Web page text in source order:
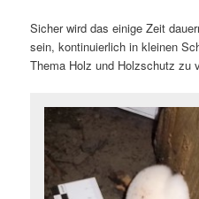
Sicher wird das einige Zeit
sein, kontinuierlich in kleinen
Thema Holz und Holzschutz zu